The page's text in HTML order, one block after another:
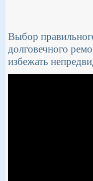
Выбор
долговечного
избежать